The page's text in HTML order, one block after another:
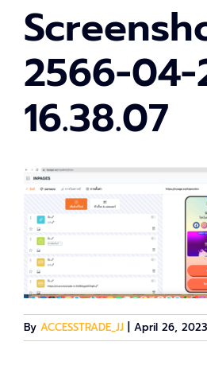
2566-
16.38.07
By ACCESSTRADE_JJ April 26, 2023